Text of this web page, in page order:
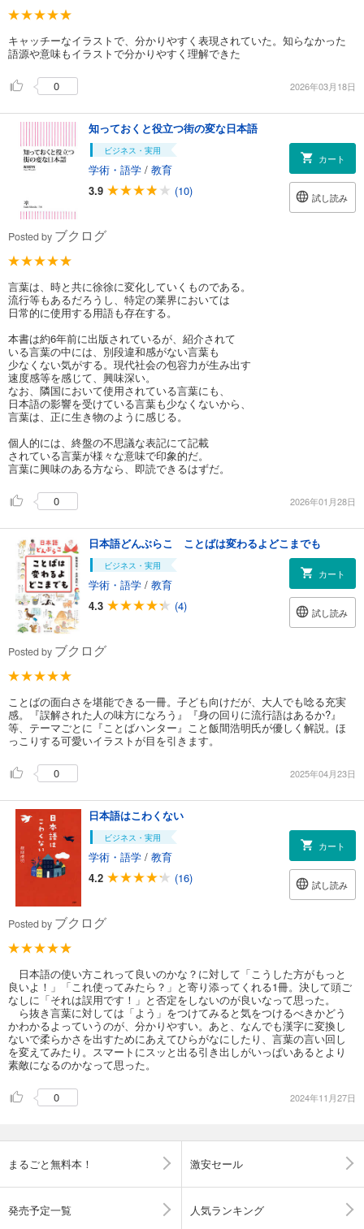
キャッチーなイラストで、分かりやすく表現されていた。知らなかった
語源や意味もイラストで分かりやすく理解できた
0 2026年03月18日
知っておくと役立つ街の変な日本語
ビジネス・実用
学術・語学 / 教育
3.9
(10)
カート
試し読み
Posted by ブクログ
言葉は、時と共に徐徐に変化していくものである。
流行等もあるだろうし、特定の業界においては
日常的に使用する用語も存在する。
本書は約6年前に出版されているが、紹介されて
いる言葉の中には、別段違和感がない言葉も
少なくない気がする。現代社会の包容力が生み出す
速度感等を感じて、興味深い。
なお、隣国において使用されている言葉にも、
日本語の影響を受けている言葉も少なくないから、
言葉は、正に生き物のように感じる。
個人的には、終盤の不思議な表記にて記載
されている言葉が様々な意味で印象的だ。
言葉に興味のある方なら、即読できるはずだ。
0 2026年01月28日
日本語どんぶらこ ことばは変わるよどこまでも
ビジネス・実用
学術・語学 / 教育
4.3
(4)
カート
試し読み
Posted by ブクログ
ことばの面白さを堪能できる一冊。子ども向けだが、大人でも唸る充実
感。『誤解された人の味方になろう』『身の回りに流行語はあるか?』
等、テーマごとに『ことばハンター』こと飯間浩明氏が優しく解説。ほ
っこりする可愛いイラストが目を引きます。
0 2025年04月23日
日本語はこわくない
ビジネス・実用
学術・語学 / 教育
4.2
(16)
カート
試し読み
Posted by ブクログ
日本語の使い方これって良いのかな？に対して「こうした方がもっと
良いよ！」「これ使ってみたら？」と寄り添ってくれる1冊。決して頭ご
なしに「それは誤用です！」と否定をしないのが良いなって思った。
ら抜き言葉に対しては「よう」をつけてみると気をつけるべきかどう
かわかるよっていうのが、分かりやすい。あと、なんでも漢字に変換し
ないで柔らかさを出すためにあえてひらがなにしたり、言葉の言い回し
を変えてみたり。スマートにスッと出る引き出しがいっぱいあるとより
素敵になるのかなって思った。
0 2024年11月27日
まるごと無料本！ 激安セール
発売予定一覧 人気ランキング